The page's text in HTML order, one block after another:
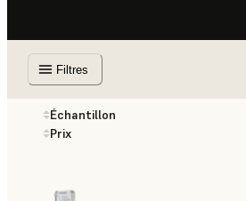
Filtres
Échantillon
Prix